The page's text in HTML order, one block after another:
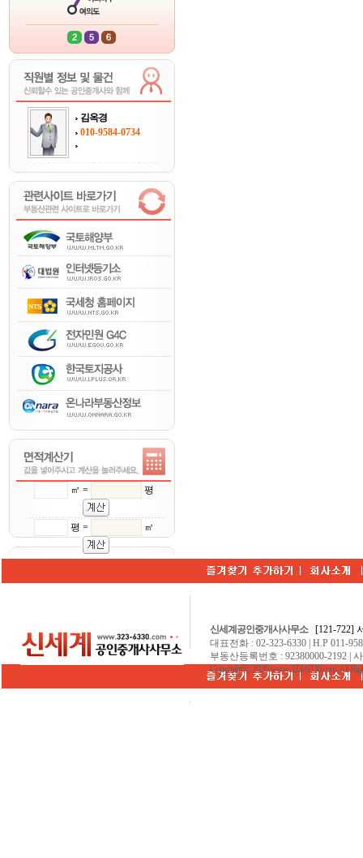
김옥경
010-9584-0734
㎡ = 평
평 = ㎡
신세계공인중개사사무소[121-722]
대표전화 : 02-323-6330 | H.P 011-
부동산등록번호 : 92380000-2192 |
Copyrightⓒ 2026 www.323-6330.com. All